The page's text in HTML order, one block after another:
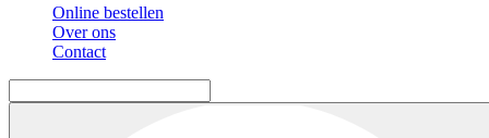
Online bestellen
Over ons
Contact